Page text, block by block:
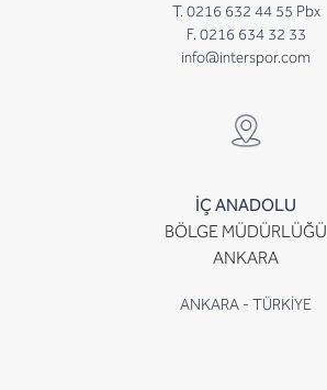
T. 0216 632 44 55 Pbx
F. 0216 634 32 33
info@interspor.com
İÇ ANADOLU
BÖLGE MÜDÜRLÜĞÜ
ANKARA
ANKARA - TÜRKİYE